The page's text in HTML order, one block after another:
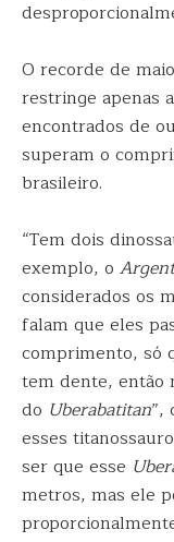
O recorde de
restringe apenas
encontrados de
superam o
brasileiro.
“Tem dois
exemplo, o
considerados os
falam que eles
comprimento, só
tem dente, então
do Uberabatitan”,
esses
ser que esse
metros, mas ele